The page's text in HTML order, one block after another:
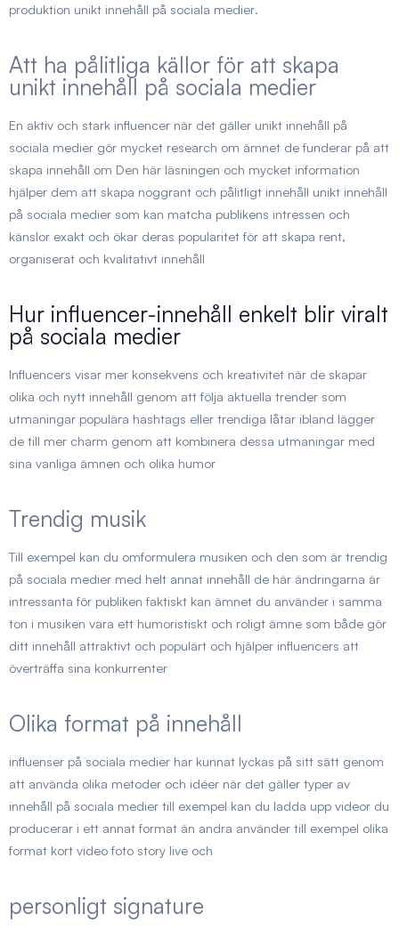
produktion unikt innehåll på sociala medier.
Att ha pålitliga källor för att skapa
unikt innehåll på sociala medier
En aktiv och stark influencer när det gäller unikt innehåll på
sociala medier gör mycket research om ämnet de funderar på att
skapa innehåll om Den här läsningen och mycket information
hjälper dem att skapa noggrant och pålitligt innehåll unikt innehåll
på sociala medier som kan matcha publikens intressen och
känslor exakt och ökar deras popularitet för att skapa rent,
organiserat och kvalitativt innehåll
Hur influencer-innehåll enkelt blir viralt
på sociala medier
Influencers visar mer konsekvens och kreativitet när de skapar
olika och nytt innehåll genom att följa aktuella trender som
utmaningar populära hashtags eller trendiga låtar ibland lägger
de till mer charm genom att kombinera dessa utmaningar med
sina vanliga ämnen och olika humor
Trendig musik
Till exempel kan du omformulera musiken och den som är trendig
på sociala medier med helt annat innehåll de här ändringarna är
intressanta för publiken faktiskt kan ämnet du använder i samma
ton i musiken vara ett humoristiskt och roligt ämne som både gör
ditt innehåll attraktivt och populärt och hjälper influencers att
överträffa sina konkurrenter
Olika format på innehåll
influenser på sociala medier har kunnat lyckas på sitt sätt genom
att använda olika metoder och idéer när det gäller typer av
innehåll på sociala medier till exempel kan du ladda upp videor du
producerar i ett annat format än andra använder till exempel olika
format kort video foto story live och
personligt signature